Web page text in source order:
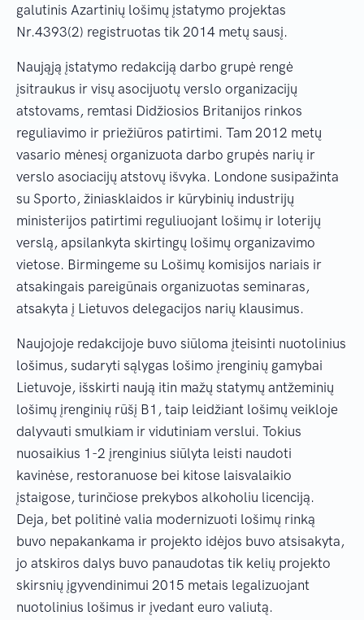
galutinis Azartinių lošimų įstatymo projektas
Nr.4393(2) registruotas tik 2014 metų sausį.
Naująją įstatymo redakciją darbo grupė rengė
įsitraukus ir visų asocijuotų verslo organizacijų
atstovams, remtasi Didžiosios Britanijos rinkos
reguliavimo ir priežiūros patirtimi. Tam 2012 metų
vasario mėnesį organizuota darbo grupės narių ir
verslo asociacijų atstovų išvyka. Londone susipažinta
su Sporto, žiniasklaidos ir kūrybinių industrijų
ministerijos patirtimi reguliuojant lošimų ir loterijų
verslą, apsilankyta skirtingų lošimų organizavimo
vietose. Birmingeme su Lošimų komisijos nariais ir
atsakingais pareigūnais organizuotas seminaras,
atsakyta į Lietuvos delegacijos narių klausimus.
Naujojoje redakcijoje buvo siūloma įteisinti nuotolinius
lošimus, sudaryti sąlygas lošimo įrenginių gamybai
Lietuvoje, išskirti naują itin mažų statymų antžeminių
lošimų įrenginių rūšį B1, taip leidžiant lošimų veikloje
dalyvauti smulkiam ir vidutiniam verslui. Tokius
nuosaikius 1-2 įrenginius siūlyta leisti naudoti
kavinėse, restoranuose bei kitose laisvalaikio
įstaigose, turinčiose prekybos alkoholiu licenciją.
Deja, bet politinė valia modernizuoti lošimų rinką
buvo nepakankama ir projekto idėjos buvo atsisakyta,
jo atskiros dalys buvo panaudotas tik kelių projekto
skirsnių įgyvendinimui 2015 metais legalizuojant
nuotolinius lošimus ir įvedant euro valiutą.